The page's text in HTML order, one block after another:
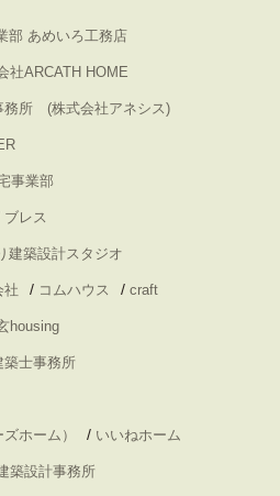
部 あめいろ工務店
社ARCATH HOME
務所 (株式会社アネシス)
事業部
ブレス
建築設計スタジオ
社 / コムハウス / craft
housing
築士事務所
ホーム） / いいねホーム
築設計事務所